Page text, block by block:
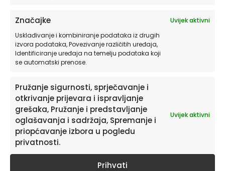
Značajke
Uvijek aktivni
Usklađivanje i kombiniranje podataka iz drugih
izvora podataka, Povezivanje različitih uređaja,
Identificiranje uređaja na temelju podataka koji
se automatski prenose.
Pružanje sigurnosti, sprječavanje i
otkrivanje prijevara i ispravljanje
grešaka, Pružanje i predstavljanje
oglašavanja i sadržaja, Spremanje i
priopćavanje izbora u pogledu
privatnosti.
Uvijek aktivni
Prihvati
Budite prvi koji će recenzirati “Zidni
Naljepnica za Zid”
Morate bitiprijavljenida biste objavili
Povezani proizvodi